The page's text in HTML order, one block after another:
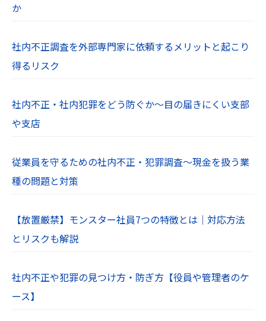
か
社内不正調査を外部専門家に依頼するメリットと起こり
得るリスク
社内不正・社内犯罪をどう防ぐか～目の届きにくい支部
や支店
従業員を守るための社内不正・犯罪調査～現金を扱う業
種の問題と対策
【放置厳禁】モンスター社員7つの特徴とは｜対応方法
とリスクも解説
社内不正や犯罪の見つけ方・防ぎ方【役員や管理者のケ
ース】